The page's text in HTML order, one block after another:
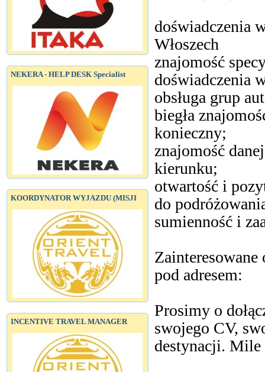
NEKERA - HELP DESK Specialist
KOORDYNATOR WYJAZDU (MISJI
INCENTIVE TRAVEL MANAGER
doświadczenia
Włoszech
znajomość
doświadczenia
obsługa grup
biegła
konieczny;
znajomość
kierunku;
otwartość i
do
sumienność i
pod adresem:
Prosimy o
swojego CV,
destynacji. Mile